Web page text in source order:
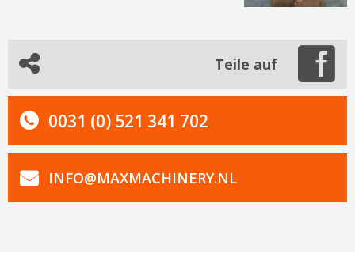
Teile auf
0031 (0) 521 341 702
INFO@MAXMACHINERY.NL